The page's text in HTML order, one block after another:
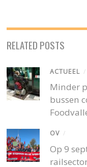
RELATED POSTS
ACTUEEL /
Minder
bussen
OV /
Op 9